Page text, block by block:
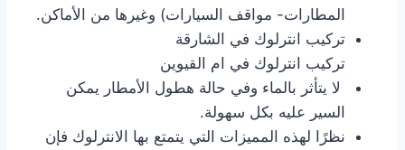
المطارات- مواقف السيارات) وغيرها من الأماكن.
تركيب انترلوك في الشارقة
تركيب انترلوك في ام القيوين
لا يتأثر بالماء وفي حالة هطول الأمطار يمكن
السير عليه بكل سهولة.
نظرًا لهذه المميزات التي يتمتع بها الانترلوك فإن